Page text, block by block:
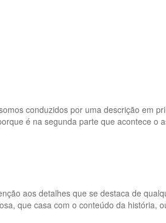
conduzidos por uma descrição em
é na segunda parte que acontece o
aos detalhes que se destaca de
que casa com o conteúdo da história,